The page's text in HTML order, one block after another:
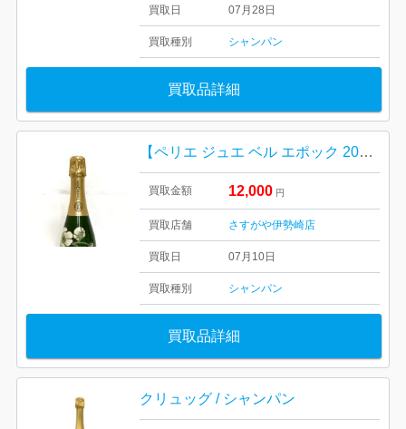
買取日 07月28日
買取種別 シャンパン
買取品詳細
【ペリエ ジュエ ベル エポック 2013】シャンパン 高価買取｜伊勢崎市国定町
買取金額 12,000 円
買取店舗 さすがや伊勢崎店
買取日 07月10日
買取種別 シャンパン
買取品詳細
クリュッグ / シャンパン